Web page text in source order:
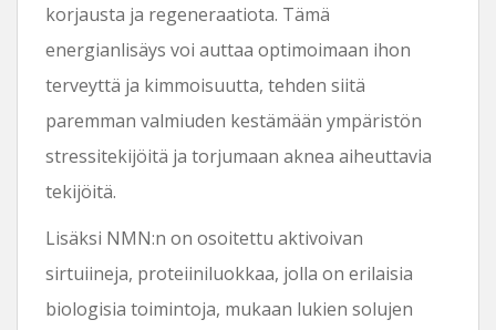
korjausta ja regeneraatiota. Tämä
energianlisäys voi auttaa optimoimaan ihon
terveyttä ja kimmoisuutta, tehden siitä
paremman valmiuden kestämään ympäristön
stressitekijöitä ja torjumaan aknea aiheuttavia
tekijöitä.
Lisäksi NMN:n on osoitettu aktivoivan
sirtuiineja, proteiiniluokkaa, jolla on erilaisia ​​
biologisia toimintoja, mukaan lukien solujen